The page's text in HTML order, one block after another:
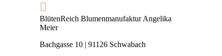
BlütenReich Blumenmanufaktur Angelika
Meier
Bachgasse 10 | 91126 Schwabach